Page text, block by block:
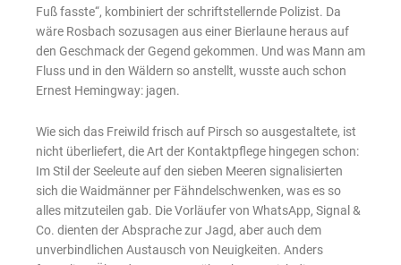
Fuß fasste“, kombiniert der schriftstellernde Polizist. Da
wäre Rosbach sozusagen aus einer Bierlaune heraus auf
den Geschmack der Gegend gekommen. Und was Mann am
Fluss und in den Wäldern so anstellt, wusste auch schon
Ernest Hemingway: jagen.
Wie sich das Freiwild frisch auf Pirsch so ausgestaltete, ist
nicht überliefert, die Art der Kontaktpflege hingegen schon:
Im Stil der Seeleute auf den sieben Meeren signalisierten
sich die Waidmänner per Fähndelschwenken, was es so
alles mitzuteilen gab. Die Vorläufer von WhatsApp, Signal &
Co. dienten der Absprache zur Jagd, aber auch dem
unverbindlichen Austausch von Neuigkeiten. Anders